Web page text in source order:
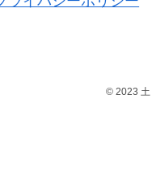
© 2023 土